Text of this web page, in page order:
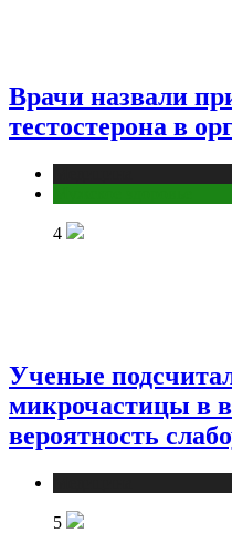
Врачи назвали
тестостерона в
4
Ученые
микрочастицы в
вероятность
5